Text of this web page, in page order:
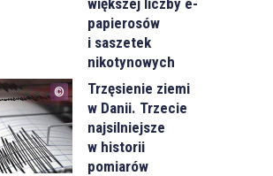
papierosów
i saszetek
nikotynowych
Trzęsienie ziemi
w Danii. Trzecie
najsilniejsze
w historii
pomiarów